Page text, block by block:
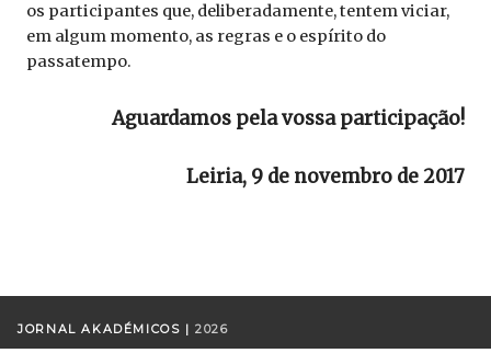
os participantes que, deliberadamente, tentem viciar,
em algum momento, as regras e o espírito do
passatempo.
Aguardamos pela vossa participação!
Leiria, 9 de novembro de 2017
JORNAL AKADÉMICOS |2026